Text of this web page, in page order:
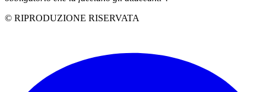
© RIPRODUZIONE RISERVATA